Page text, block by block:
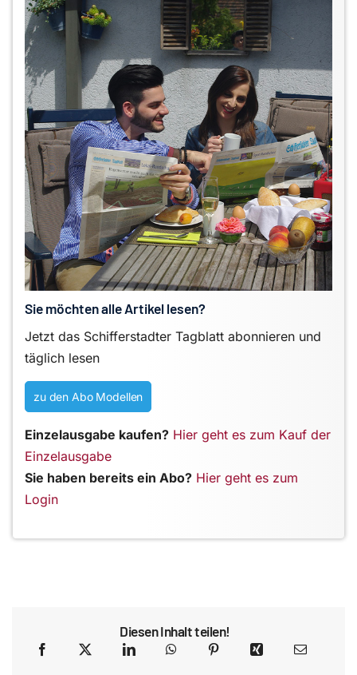
Sie möchten alle Artikel lesen?
Jetzt das Schifferstadter Tagblatt abonnieren und
täglich lesen
zu den Abo Modellen
Einzelausgabe kaufen? Hier geht es zum Kauf der
Einzelausgabe
Sie haben bereits ein Abo? Hier geht es zum
Login
Diesen Inhalt teilen!